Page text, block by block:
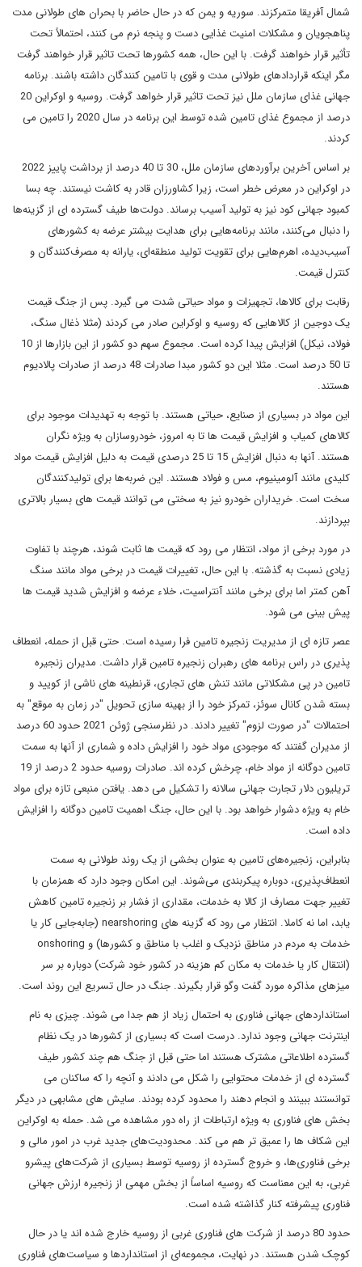
شمال آفریقا متمرکزند. سوریه و یمن که در حال حاضر با بحران های طولانی مدت
پناهجویان و مشکلات امنیت غذایی دست و پنجه نرم می کنند، احتمالاً تحت
تأثیر قرار خواهند گرفت. با این حال، همه کشورها تحت تاثیر قرار خواهند گرفت
مگر اینکه قراردادهای طولانی مدت و قوی با تامین کنندگان داشته باشند. برنامه
جهانی غذای سازمان ملل نیز تحت تاثیر قرار خواهد گرفت. روسیه و اوکراین 20
درصد از مجموع غذای تامین شده توسط این برنامه در سال 2020 را تامین می
کردند.
بر اساس آخرین برآوردهای سازمان ملل، 30 تا 40 درصد از برداشت پاییز 2022
در اوکراین در معرض خطر است، زیرا کشاورزان قادر به کاشت نیستند. چه بسا
کمبود جهانی کود نیز به تولید آسیب برساند. دولت‌ها طیف گسترده ای از گزینه‌ها
را دنبال می‌کنند، مانند برنامه‌هایی برای هدایت بیشتر عرضه به کشورهای
آسیب‌دیده، اهرم‌هایی برای تقویت تولید منطقه‌ای، یارانه به مصرف‌کنندگان و
کنترل قیمت.
رقابت برای کالاها، تجهیزات و مواد حیاتی شدت می گیرد. پس از جنگ قیمت
یک دوجین از کالاهایی که روسیه و اوکراین صادر می کردند (مثلا ذغال سنگ،
فولاد، نیکل) افزایش پیدا کرده است. مجموع سهم دو کشور از این بازارها از 10
تا 50 درصد است. مثلا این دو کشور مبدا صادرات 48 درصد از صادرات پالادیوم
هستند.
این مواد در بسیاری از صنایع، حیاتی هستند. با توجه به تهدیدات موجود برای
کالاهای کمیاب و افزایش قیمت ها تا به امروز، خودروسازان به ویژه نگران
هستند. آنها به دنبال افزایش 15 تا 25 درصدی قیمت به دلیل افزایش قیمت مواد
کلیدی مانند آلومینیوم، مس و فولاد هستند. این ضربه‌ها برای تولیدکنندگان
سخت است. خریداران خودرو نیز به سختی می توانند قیمت های بسیار بالاتری
بپردازند.
در مورد برخی از مواد، انتظار می رود که قیمت ها ثابت شوند، هرچند با تفاوت
زیادی نسبت به گذشته. با این حال، تغییرات قیمت در برخی مواد مانند سنگ
آهن کمتر اما برای برخی مانند آنتراسیت، خلاء عرضه و افزایش شدید قیمت ها
پیش بینی می شود.
عصر تازه ای از مدیریت زنجیره تامین فرا رسیده است. حتی قبل از حمله، انعطاف
پذیری در راس برنامه های رهبران زنجیره تامین قرار داشت. مدیران زنجیره
تامین در پی مشکلاتی مانند تنش های تجاری، قرنطینه های ناشی از کویید و
بسته شدن کانال سوئز، تمرکز خود را از بهینه سازی تحویل "در زمان به موقع" به
احتمالات "در صورت لزوم" تغییر دادند. در نظرسنجی ژوئن 2021 حدود 60 درصد
از مدیران گفتند که موجودی مواد خود را افزایش داده و شماری از آنها به سمت
تامین دوگانه از مواد خام، چرخش کرده اند. صادرات روسیه حدود 2 درصد از 19
تریلیون دلار تجارت جهانی سالانه را تشکیل می دهد. یافتن منبعی تازه برای مواد
خام به ویژه دشوار خواهد بود. با این حال، جنگ اهمیت تامین دوگانه را افزایش
داده است.
بنابراین، زنجیره‌های تامین به عنوان بخشی از یک روند طولانی به سمت
انعطاف‌پذیری، دوباره پیکربندی می‌شوند. این امکان وجود دارد که همزمان با
تغییر جهت مصارف از کالا به خدمات، مقداری از فشار بر زنجیره تامین کاهش
یابد، اما نه کاملا. انتظار می رود که گزینه های nearshoring (جابه‌جایی کار یا
خدمات به مردم در مناطق نزدیک و اغلب با مناطق و کشورها) و onshoring
(انتقال کار یا خدمات به مکان کم هزینه در کشور خود شرکت) دوباره بر سر
میزهای مذاکره مورد گفت وگو قرار بگیرند. جنگ در حال تسریع این روند است.
استانداردهای جهانی فناوری به احتمال زیاد از هم جدا می شوند. چیزی به نام
اینترنت جهانی وجود ندارد. درست است که بسیاری از کشورها در یک نظام
گسترده اطلاعاتی مشترک هستند اما حتی قبل از جنگ هم چند کشور طیف
گسترده ای از خدمات محتوایی را شکل می دادند و آنچه را که ساکنان می
توانستند ببینند و انجام دهند را محدود کرده بودند. سایش های مشابهی در دیگر
بخش های فناوری به ویژه ارتباطات از راه دور مشاهده می شد. حمله به اوکراین
این شکاف ها را عمیق تر هم می کند. محدودیت‌های جدید غرب در امور مالی و
برخی فناوری‌ها، و خروج گسترده از روسیه توسط بسیاری از شرکت‌های پیشرو
غربی، به این معناست که روسیه اساساً از بخش مهمی از زنجیره ارزش جهانی
فناوری پیشرفته کنار گذاشته شده است.
حدود 80 درصد از شرکت های فناوری غربی از روسیه خارج شده اند یا در حال
کوچک شدن هستند. در نهایت، مجموعه‌ای از استانداردها و سیاست‌های فناوری